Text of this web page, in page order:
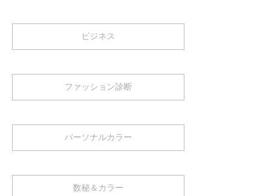
ビジネス
ファッション診断
パーソナルカラー
数秘＆カラー